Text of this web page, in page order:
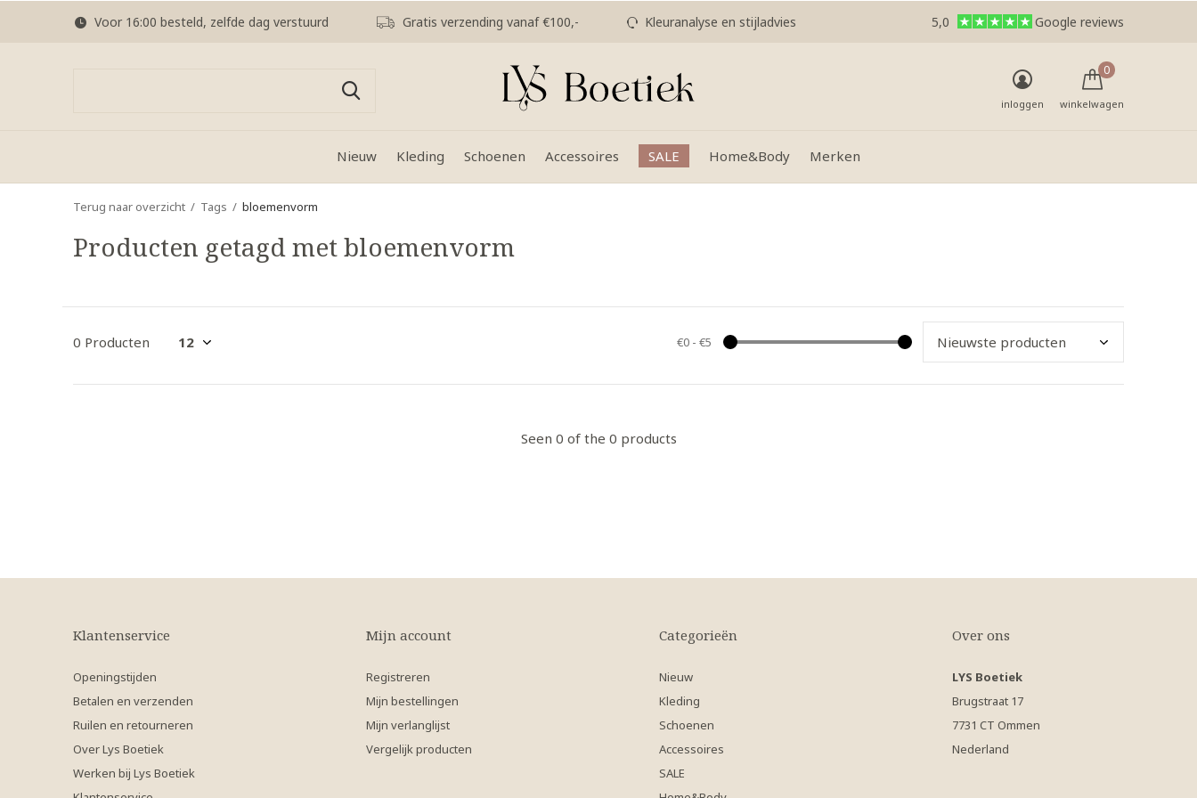
Nieuw Kleding Schoenen Accessoires SALE Home&Body Merken
inloggen winkelwagen
0
Voor 16:00 besteld, zelfde dag verstuurd Gratis verzending vanaf €100,- Kleuranalyse en stijladvies 5,0 Google reviews
Terug naar overzicht Tags bloemenvorm
Producten getagd met bloemenvorm
0 Producten €0- €5
Seen 0 of the 0 products
Klantenservice
Openingstijden
Betalen en verzenden
Ruilen en retourneren
Over Lys Boetiek
Werken bij Lys Boetiek
Mijn account
Registreren
Mijn bestellingen
Mijn verlanglijst
Vergelijk producten
Categorieën
Nieuw
Kleding
Schoenen
Accessoires
SALE
Over ons
LYS Boetiek
Brugstraat 17
7731 CT Ommen
Nederland